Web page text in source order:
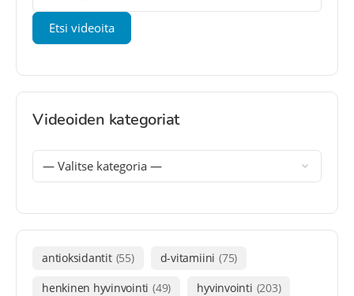
Videoiden kategoriat
antioksidantit (55) d-vitamiini (75)
henkinen hyvinvointi (49) hyvinvointi (203)